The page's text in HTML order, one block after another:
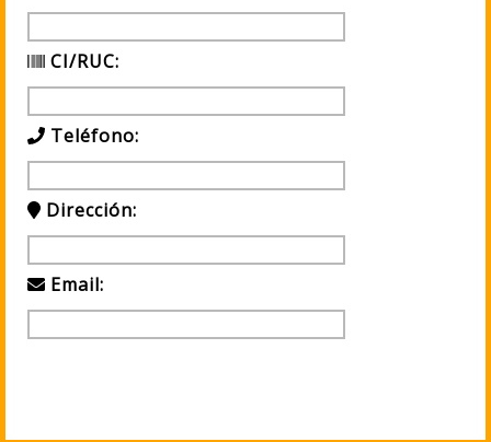
CI/RUC:
Teléfono:
Dirección:
Email: